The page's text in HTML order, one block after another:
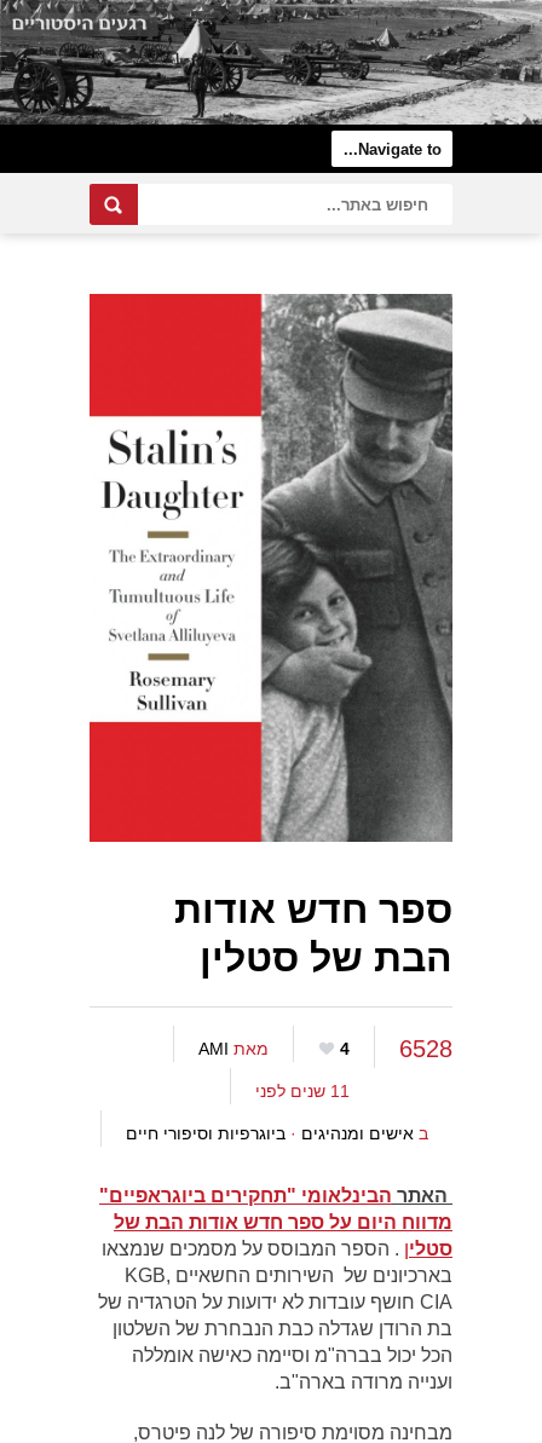
ספר חדש אודות
הבת של סטלין
6528
4 מאת AMI
11 שנים לפני
ב אישים ומנהיגים · ביוגרפיות וסיפורי חיים
האתר הבינלאומי "תחקירים ביוגראפיים"
מדווח היום על ספר חדש אודות הבת של
סטלין . הספר המבוסס על מסמכים שנמצאו
בארכיונים של השירותים החשאיים KGB,
CIA חושף עובדות לא ידועות על הטרגדיה של
בת הרודן שגדלה כבת הנבחרת של השלטון
הכל יכול בברה"מ וסיימה כאישה אומללה
וענייה מרודה בארה"ב.
מבחינה מסוימת סיפורה של לנה פיטרס,